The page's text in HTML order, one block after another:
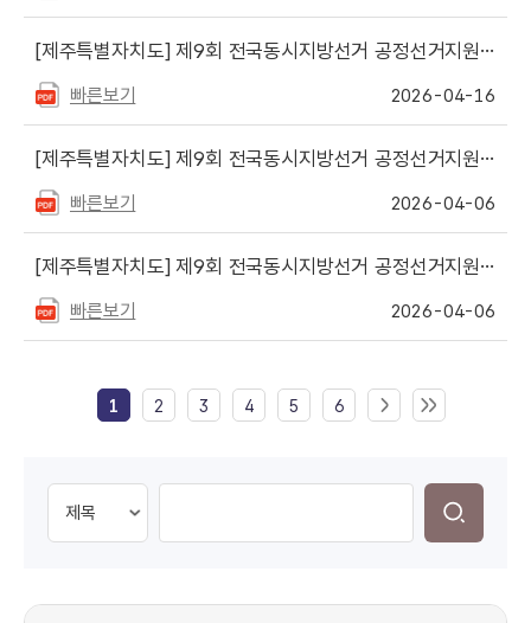
[제주특별자치도] 제9회 전국동시지방선거 공정선거지원단 추가 모집 안내
빠른보기 2026-04-16
[제주특별자치도] 제9회 전국동시지방선거 공정선거지원단 추가 모집 안내
빠른보기 2026-04-06
[제주특별자치도] 제9회 전국동시지방선거 공정선거지원단(추가 선거지원단) 최종 합격자 안내
빠른보기 2026-04-06
1 2 3 4 5 6